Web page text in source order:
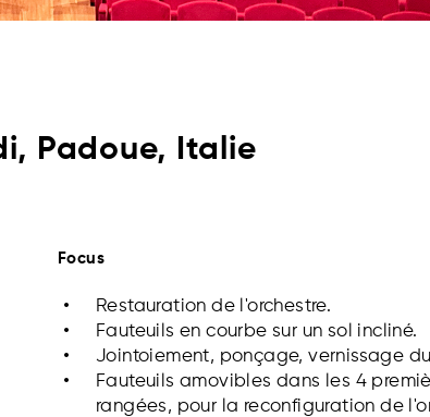
Padoue, Italie
Focus
Restauration de l'orchestre.
Fauteuils en courbe sur un sol incliné.
Jointoiement, ponçage, vernissage
Fauteuils amovibles dans les 4
rangées, pour la reconfiguration de